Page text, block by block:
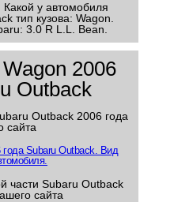
Какой у автомобиля
тип кузова: Wagon.
3.0 R L.L. Bean.
2006
Outback
Outback 2006 года
сайта
части Subaru Outback
сайта